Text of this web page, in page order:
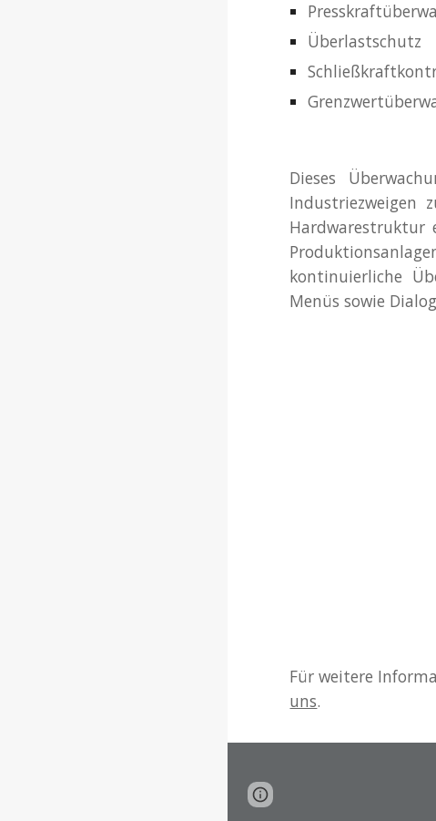
Überlastschutz
Dieses
Industriezweigen
Hardwarestruktur
kontinuierliche
Menüs sowie
Für weitere
uns.